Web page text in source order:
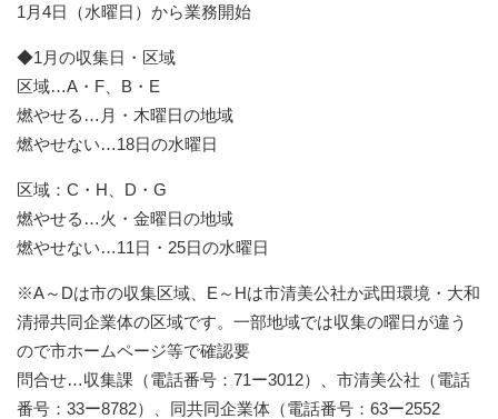
1月4日（水曜日）から業務開始
◆1月の収集日・区域
区域…A・F、B・E
燃やせる…月・木曜日の地域
燃やせない…18日の水曜日
区域：C・H、D・G
燃やせる…火・金曜日の地域
燃やせない…11日・25日の水曜日
※A～Dは市の収集区域、E～Hは市清美公社か武田環境・大和
清掃共同企業体の区域です。一部地域では収集の曜日が違う
ので市ホームページ等で確認要
問合せ…収集課（電話番号：71ー3012）、市清美公社（電話
番号：33ー8782）、同共同企業体（電話番号：63ー2552